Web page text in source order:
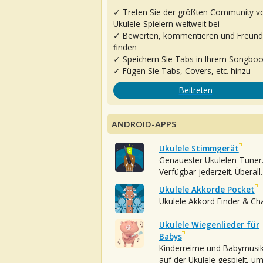
✓ Treten Sie der größten Community
Ukulele-Spielern weltweit bei
✓ Bewerten, kommentieren und
finden
✓ Speichern Sie Tabs in Ihrem
✓ Fügen Sie Tabs, Covers, etc. hinzu
Beitreten
ANDROID-APPS
Ukulele Stimmgerät
Genauester Ukulelen-Tuner.
Verfügbar jederzeit. Überall.
Ukulele Akkorde Pocket
Ukulele Akkord Finder &
Ukulele Wiegenlieder für
Babys
Kinderreime und
auf der Ukulele gespielt, um